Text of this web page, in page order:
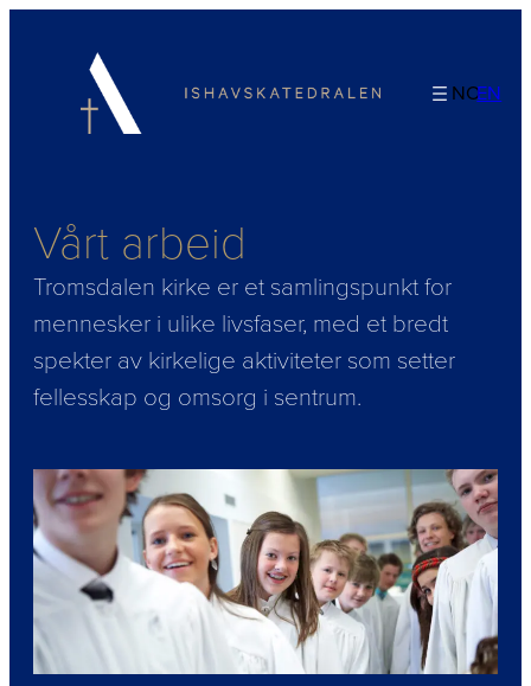
NOEN
Vårt arbeid
Tromsdalen kirke er et samlingspunkt for
mennesker i ulike livsfaser, med et bredt
spekter av kirkelige aktiviteter som setter
fellesskap og omsorg i sentrum.